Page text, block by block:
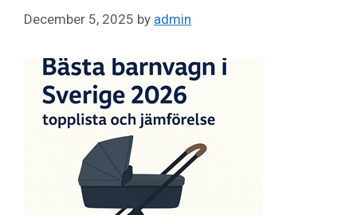
December 5, 2025 by admin